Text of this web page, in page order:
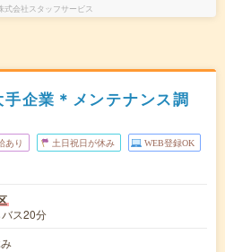
式会社スタッフサービス
企業＊メンテナンス調
あり 土日祝日が休み WEB登録OK
ス20分